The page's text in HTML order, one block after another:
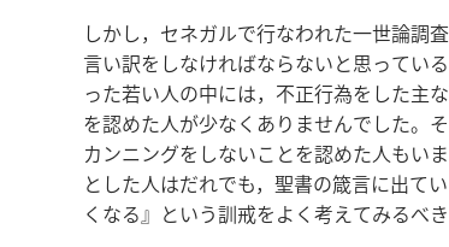
しかし，セネガルで行なわれた一世論調
言い訳をしなければならないと思ってい
った若い人の中には，不正行為をした主
を認めた人が少なくありませんでした。
カンニングをしないことを認めた人もい
とした人はだれでも，聖書の箴言に出て
くなる』という訓戒をよく考えてみるべ